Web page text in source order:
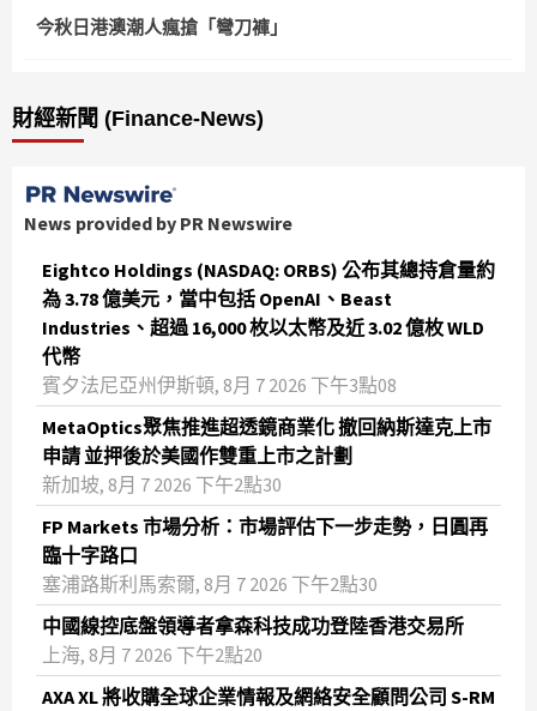
今秋日港澳潮人瘋搶「彎刀褲」
財經新聞 (Finance-News)
News provided by PR Newswire
Eightco Holdings (NASDAQ: ORBS) 公布其總持倉量約
為 3.78 億美元，當中包括 OpenAI、Beast
Industries、超過 16,000 枚以太幣及近 3.02 億枚 WLD
代幣
賓夕法尼亞州伊斯頓, 8月 7 2026 下午3點08
MetaOptics聚焦推進超透鏡商業化 撤回納斯達克上市
申請 並押後於美國作雙重上市之計劃
新加坡, 8月 7 2026 下午2點30
FP Markets 市場分析：市場評估下一步走勢，日圓再
臨十字路口
塞浦路斯利馬索爾, 8月 7 2026 下午2點30
中國線控底盤領導者拿森科技成功登陸香港交易所
上海, 8月 7 2026 下午2點20
AXA XL 將收購全球企業情報及網絡安全顧問公司 S-RM